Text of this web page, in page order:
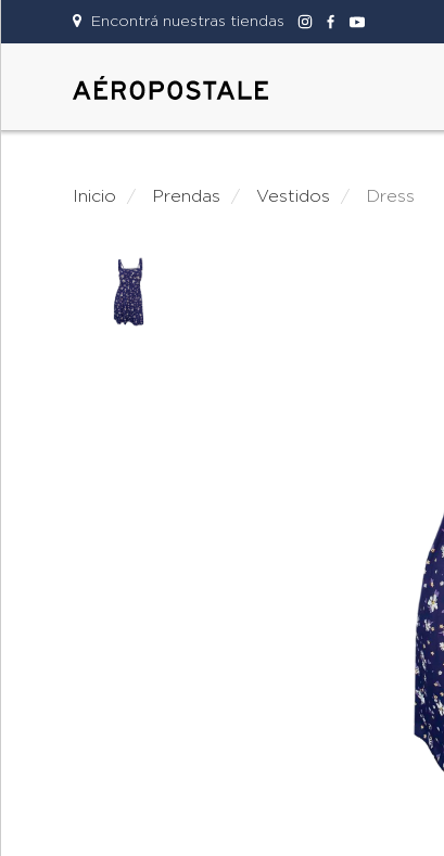
Encontrá nuestras tiendas
TIENDAS
Inicio prendas vestidos dress